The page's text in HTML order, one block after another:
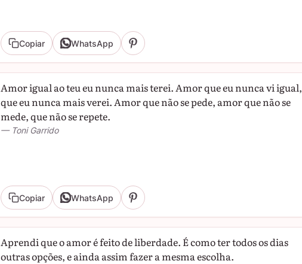
Copiar WhatsApp
Amor igual ao teu eu nunca mais terei. Amor que eu nunca vi igual,
que eu nunca mais verei. Amor que não se pede, amor que não se
mede, que não se repete.
— Toni Garrido
Copiar WhatsApp
Aprendi que o amor é feito de liberdade. É como ter todos os dias
outras opções, e ainda assim fazer a mesma escolha.